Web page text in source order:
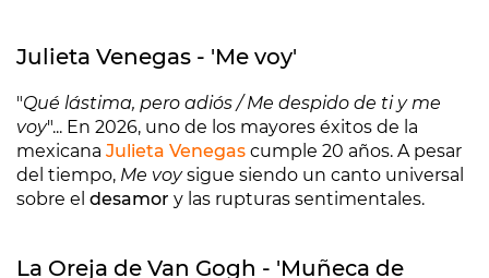
Julieta Venegas - 'Me voy'
"Qué lástima, pero adiós / Me despido de ti y me
voy"... En 2026, uno de los mayores éxitos de la
mexicana Julieta Venegas cumple 20 años. A pesar
del tiempo, Me voysigue siendo un canto universal
sobre el desamor y las rupturas sentimentales.
La Oreja de Van Gogh - 'Muñeca de